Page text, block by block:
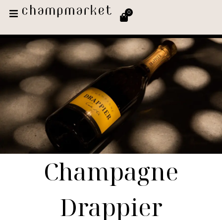
0
Champagne
Drappier